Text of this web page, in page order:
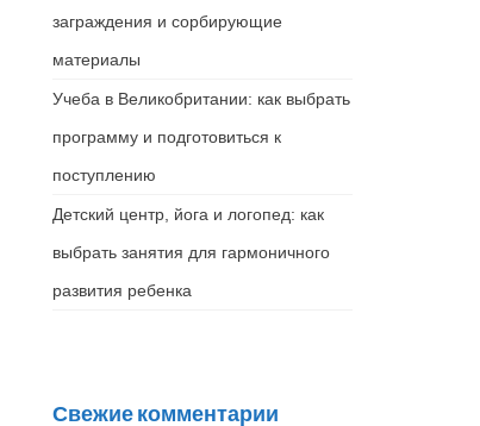
заграждения и сорбирующие
материалы
Учеба в Великобритании: как выбрать
программу и подготовиться к
поступлению
Детский центр, йога и логопед: как
выбрать занятия для гармоничного
развития ребенка
Свежие комментарии